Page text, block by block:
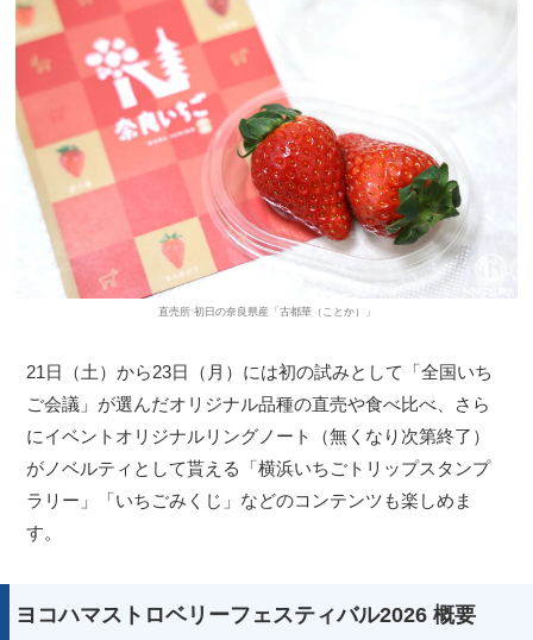
直売所 初日の奈良県産「古都華（ことか）」
21日（土）から23日（月）には初の試みとして「全国いち
ご会議」が選んだオリジナル品種の直売や食べ比べ、さら
にイベントオリジナルリングノート（無くなり次第終了）
がノベルティとして貰える「横浜いちごトリップスタンプ
ラリー」「いちごみくじ」などのコンテンツも楽しめま
す。
ヨコハマストロベリーフェスティバル2026 概要